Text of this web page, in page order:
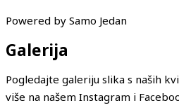
Powered by Samo Jedan
Galerija
Pogledajte galeriju slika s naših
više na našem Instagram i